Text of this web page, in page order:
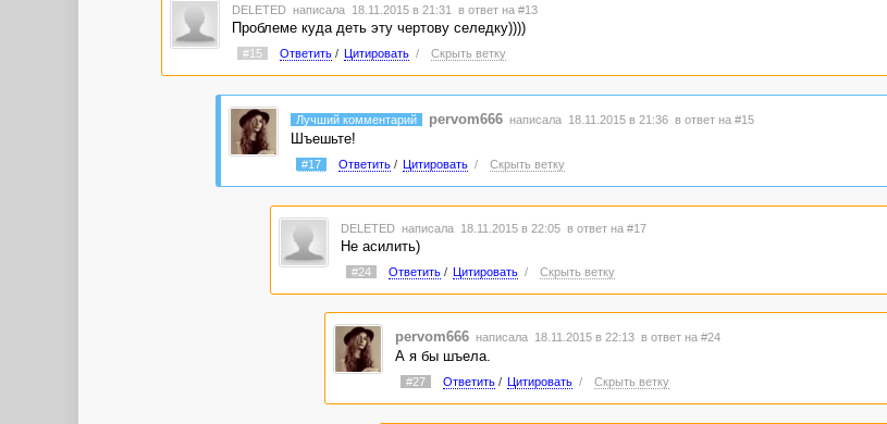
DELETED написала 18.11.2015 в 21:31 в ответ на #13
Проблеме куда деть эту чертову селедку))))
#15 Ответить/ Цитировать / Скрыть ветку
Лучший комментарий pervom666 написала 18.11.2015 в 21:36 в ответ на #15
Шъешьте!
#17 Ответить/ Цитировать / Скрыть ветку
DELETED написала 18.11.2015 в 22:05 в ответ на #17
Не асилить)
#24 Ответить/ Цитировать / Скрыть ветку
pervom666 написала 18.11.2015 в 22:13 в ответ на #24
А я бы шъела.
#27 Ответить/ Цитировать / Скрыть ветку